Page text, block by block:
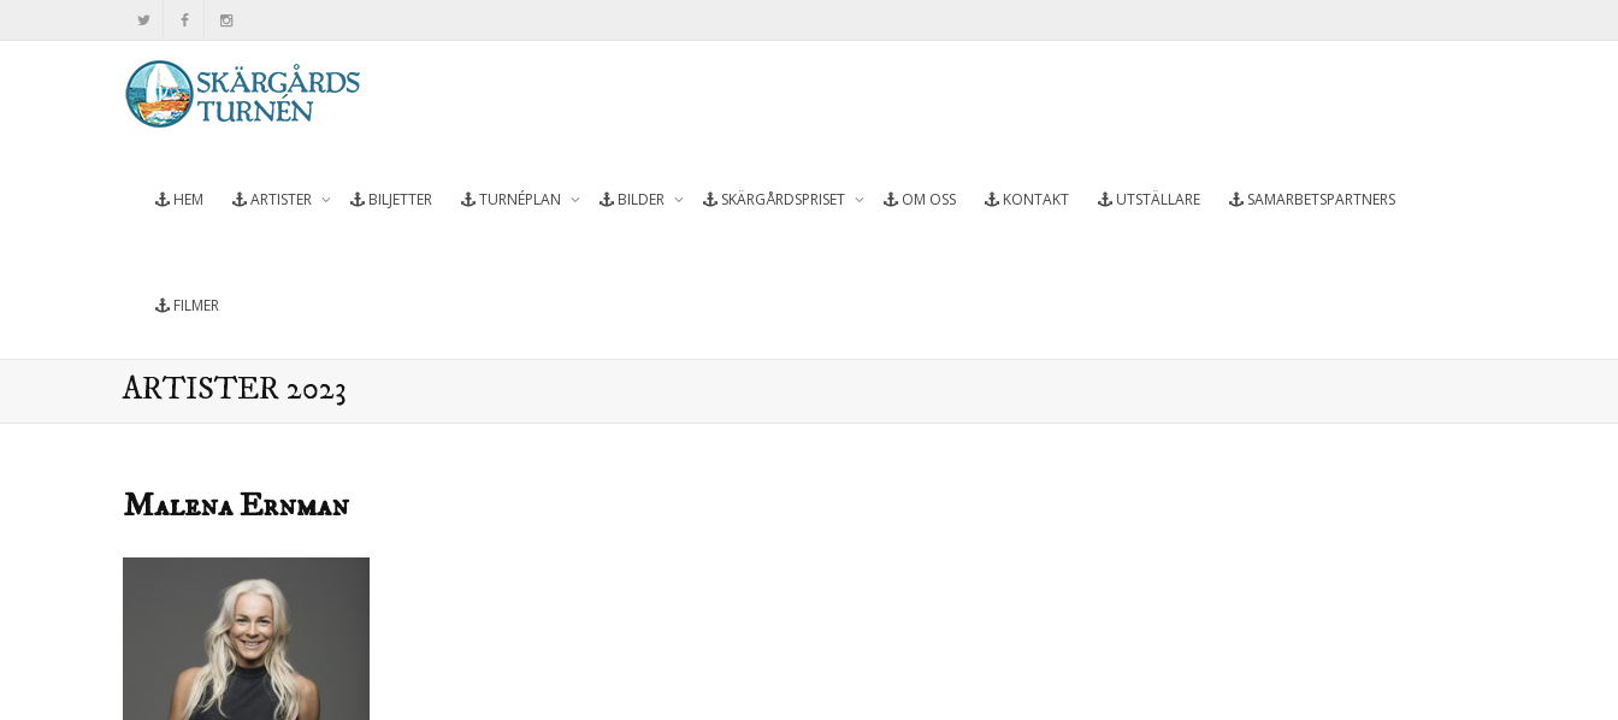
HEM ARTISTER BILJETTER TURNÉPLAN BILDER SKÄRGÅRDSPRISET OM OSS KONTAKT UTSTÄLLARE SAMARBETSPARTNERS
FILMER
ARTISTER 2023
Malena Ernman